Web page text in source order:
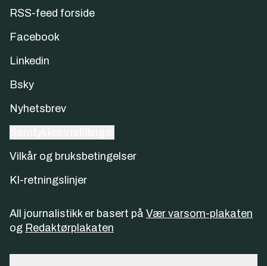
RSS-feed forside
Facebook
Linkedin
Bsky
Nyhetsbrev
Vilkår og bruksbetingelser
KI-retningslinjer
All journalistikk er basert på Vær varsom-plakaten
og Redaktørplakaten